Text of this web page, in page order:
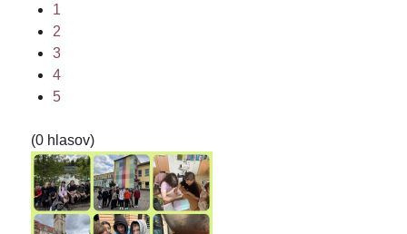
1
2
3
4
5
(0 hlasov)